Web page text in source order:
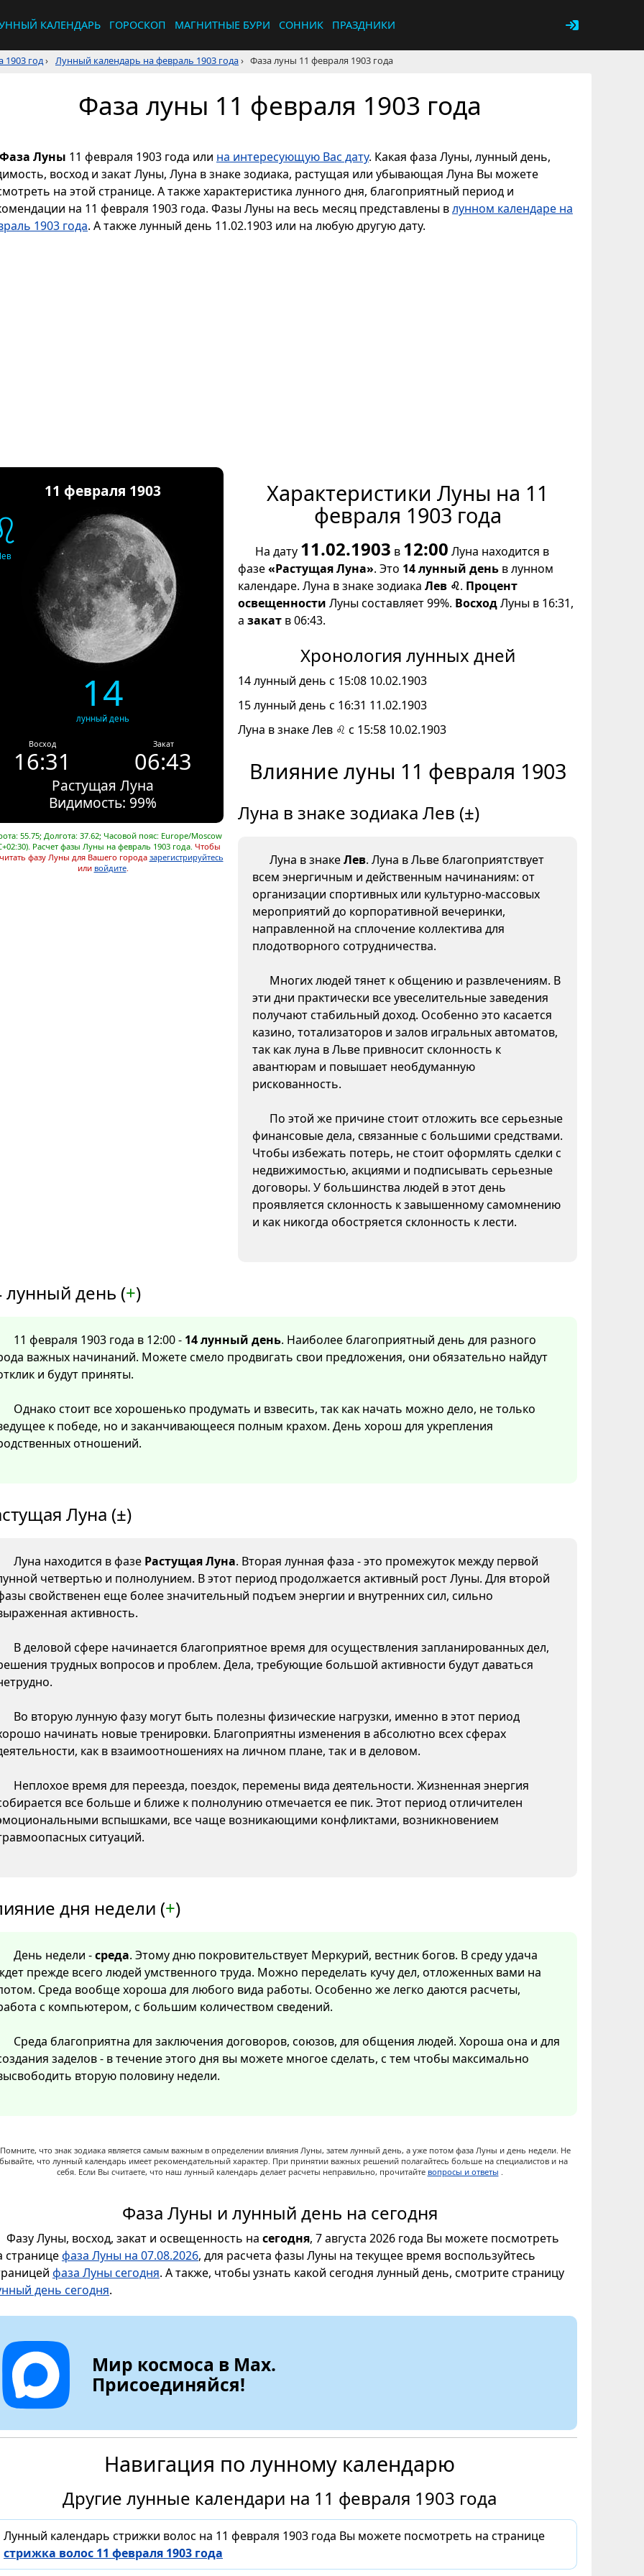
КАЛЕНДАРЬ ГОРОСКОП МАГНИТНЫЕ БУРИ СОННИК ПРАЗДНИКИ
1903 год› Лунный календарь на февраль 1903 года› Фаза луны 11 февраля 1903 года
Фаза луны 11 февраля 1903 года
Фаза Луны 11 февраля 1903 года или на интересующую Вас дату. Какая фаза Луны, лунный день,
восход и закат Луны, Луна в знаке зодиака, растущая или убывающая Луна Вы можете
на этой странице. А также характеристика лунного дня, благоприятный период и
на 11 февраля 1903 года. Фазы Луны на весь месяц представлены влунном календаре на
1903 года. А также лунный день 11.02.1903 или на любую другую дату.
11 февраля 1903
14
лунный день
Восход
16:31
Закат
06:43
Растущая Луна
Видимость: 99%
55.75; Долгота: 37.62; Часовой пояс: Europe/Moscow
Расчет фазы Луны на февраль 1903 года. Чтобы
фазу Луны для Вашего города зарегистрируйтесь
или войдите.
Характеристики Луны на 11
февраля 1903 года
На дату 11.02.1903 в 12:00 Луна находится в
фазе«Растущая Луна». Это 14 лунный день в лунном
календаре. Луна в знаке зодиака Лев ♌. Процент
освещенности Луны составляет 99%. ВосходЛуны в 16:31,
а закат в 06:43.
Хронология лунных дней
14 лунный день с 15:08 10.02.1903
15 лунный день с 16:31 11.02.1903
Луна в знаке Лев ♌ с 15:58 10.02.1903
Влияние луны 11 февраля 1903
Луна в знаке зодиака Лев (±)
Луна в знакеЛев. Луна в Льве благоприятствует
всем энергичным и действенным начинаниям: от
организации спортивных или культурно-массовых
мероприятий до корпоративной вечеринки,
направленной на сплочение коллектива для
плодотворного сотрудничества.
Многих людей тянет к общению и развлечениям. В
эти дни практически все увеселительные заведения
получают стабильный доход. Особенно это касается
казино, тотализаторов и залов игральных автоматов,
так как луна в Льве привносит склонность к
авантюрам и повышает необдуманную
рискованность.
По этой же причине стоит отложить все серьезные
финансовые дела, связанные с большими средствами.
Чтобы избежать потерь, не стоит оформлять сделки с
недвижимостью, акциями и подписывать серьезные
договоры. У большинства людей в этот день
проявляется склонность к завышенному самомнению
и как никогда обостряется склонность к лести.
лунный день (+)
11 февраля 1903 года в 12:00 - 14 лунный день. Наиболее благоприятный день для разного
важных начинаний. Можете смело продвигать свои предложения, они обязательно найдут
и будут приняты.
Однако стоит все хорошенько продумать и взвесить, так как начать можно дело, не только
к победе, но и заканчивающееся полным крахом. День хорош для укрепления
отношений.
Луна (±)
Луна находится в фазе Растущая Луна. Вторая лунная фаза - это промежуток между первой
четвертью и полнолунием. В этот период продолжается активный рост Луны. Для второй
свойственен еще более значительный подъем энергии и внутренних сил, сильно
активность.
В деловой сфере начинается благоприятное время для осуществления запланированных дел,
трудных вопросов и проблем. Дела, требующие большой активности будут даваться
Во вторую лунную фазу могут быть полезны физические нагрузки, именно в этот период
начинать новые тренировки. Благоприятны изменения в абсолютно всех сферах
как в взаимоотношениях на личном плане, так и в деловом.
Неплохое время для переезда, поездок, перемены вида деятельности. Жизненная энергия
все больше и ближе к полнолунию отмечается ее пик. Этот период отличителен
вспышками, все чаще возникающими конфликтами, возникновением
ситуаций.
дня недели (+)
День недели -среда. Этому дню покровительствует Меркурий, вестник богов. В среду удача
прежде всего людей умственного труда. Можно переделать кучу дел, отложенных вами на
Среда вообще хороша для любого вида работы. Особенно же легко даются расчеты,
с компьютером, с большим количеством сведений.
Среда благоприятна для заключения договоров, союзов, для общения людей. Хороша она и для
заделов - в течение этого дня вы можете многое сделать, с тем чтобы максимально
вторую половину недели.
Помните, что знак зодиака является самым важным в определении влияния Луны, затем лунный день, а уже потом фаза Луны и день недели. Не
что лунный календарь имеет рекомендательный характер. При принятии важных решений полагайтесь больше на специалистов и на
себя. Если Вы считаете, что наш лунный календарь делает расчеты неправильно, прочитайте вопросы и ответы .
Фаза Луны и лунный день на сегодня
Фазу Луны, восход, закат и освещенность на сегодня, 7 августа 2026 года Вы можете посмотреть
страницефаза Луны на 07.08.2026, для расчета фазы Луны на текущее время воспользуйтесь
фаза Луны сегодня. А также, чтобы узнать какой сегодня лунный день, смотрите страницу
день сегодня.
Мир космоса в Max.
Присоединяйся!
Навигация по лунному календарю
Другие лунные календари на 11 февраля 1903 года
Лунный календарь стрижки волос на 11 февраля 1903 года Вы можете посмотреть на странице
стрижка волос 11 февраля 1903 года